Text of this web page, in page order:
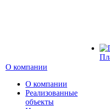
О компании
О компании
Реализованные
объекты